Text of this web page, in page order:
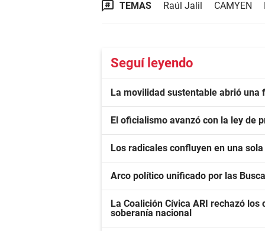
TEMAS Raúl Jalil CAMYEN
Seguí leyendo
La movilidad sustentable abrió una
El oficialismo avanzó con la ley de
Los radicales confluyen en una
Arco político unificado por las
La Coalición Cívica ARI rechazó
soberanía nacional